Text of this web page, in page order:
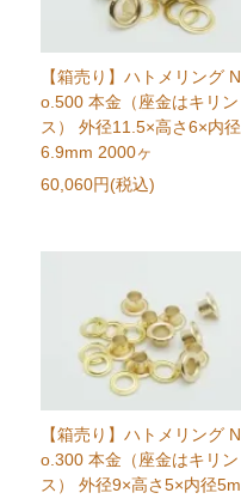
【箱売り】ハトメリング N
o.500 本金（座金はキリン
ス） 外径11.5×高さ6×内径
6.9mm 2000ヶ
60,060円(税込)
【箱売り】ハトメリング N
o.300 本金（座金はキリン
ス） 外径9×高さ5×内径5m